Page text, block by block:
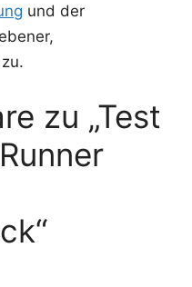
und der
zu „Test